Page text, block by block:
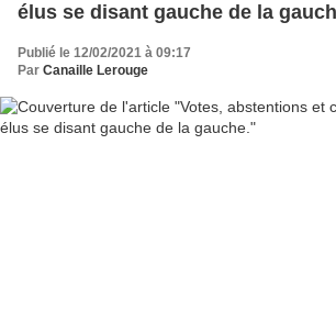
élus se disant gauche de la
Publié le 12/02/2021 à 09:17
Par Canaille Lerouge